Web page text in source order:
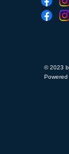
© 2023